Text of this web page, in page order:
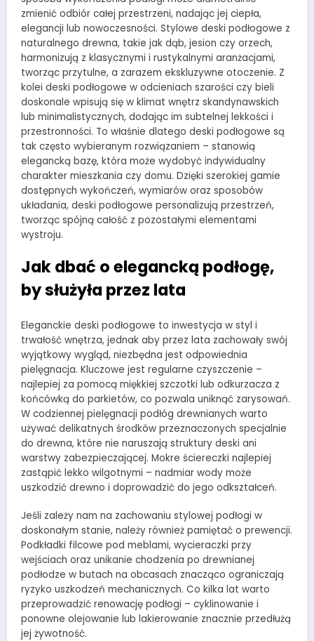
zmienić odbiór całej przestrzeni, nadając jej ciepła,
elegancji lub nowoczesności. Stylowe deski podłogowe z
naturalnego drewna, takie jak dąb, jesion czy orzech,
harmonizują z klasycznymi i rustykalnymi aranżacjami,
tworząc przytulne, a zarazem ekskluzywne otoczenie. Z
kolei deski podłogowe w odcieniach szarości czy bieli
doskonale wpisują się w klimat wnętrz skandynawskich
lub minimalistycznych, dodając im subtelnej lekkości i
przestronności. To właśnie dlatego deski podłogowe są
tak często wybieranym rozwiązaniem – stanowią
elegancką bazę, która może wydobyć indywidualny
charakter mieszkania czy domu. Dzięki szerokiej gamie
dostępnych wykończeń, wymiarów oraz sposobów
układania, deski podłogowe personalizują przestrzeń,
tworząc spójną całość z pozostałymi elementami
wystroju.
Jak dbać o elegancką podłogę,
by służyła przez lata
Eleganckie deski podłogowe to inwestycja w styl i
trwałość wnętrza, jednak aby przez lata zachowały swój
wyjątkowy wygląd, niezbędna jest odpowiednia
pielęgnacja. Kluczowe jest regularne czyszczenie –
najlepiej za pomocą miękkiej szczotki lub odkurzacza z
końcówką do parkietów, co pozwala uniknąć zarysowań.
W codziennej pielęgnacji podłóg drewnianych warto
używać delikatnych środków przeznaczonych specjalnie
do drewna, które nie naruszają struktury deski ani
warstwy zabezpieczającej. Mokre ściereczki najlepiej
zastąpić lekko wilgotnymi – nadmiar wody może
uszkodzić drewno i doprowadzić do jego odkształceń.
Jeśli zależy nam na zachowaniu stylowej podłogi w
doskonałym stanie, należy również pamiętać o prewencji.
Podkładki filcowe pod meblami, wycieraczki przy
wejściach oraz unikanie chodzenia po drewnianej
podłodze w butach na obcasach znacząco ograniczają
ryzyko uszkodzeń mechanicznych. Co kilka lat warto
przeprowadzić renowację podłogi – cyklinowanie i
ponowne olejowanie lub lakierowanie znacznie przedłużą
jej żywotność.